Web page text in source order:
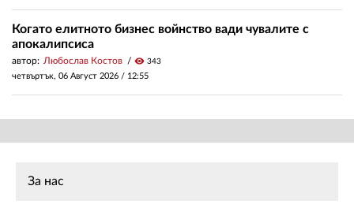
Когато елитното бизнес войнство вади чувалите с
апокалипсиса
автор: Любослав Костов visibility 343
четвъртък, 06 Август 2026 / 12:55
За нас